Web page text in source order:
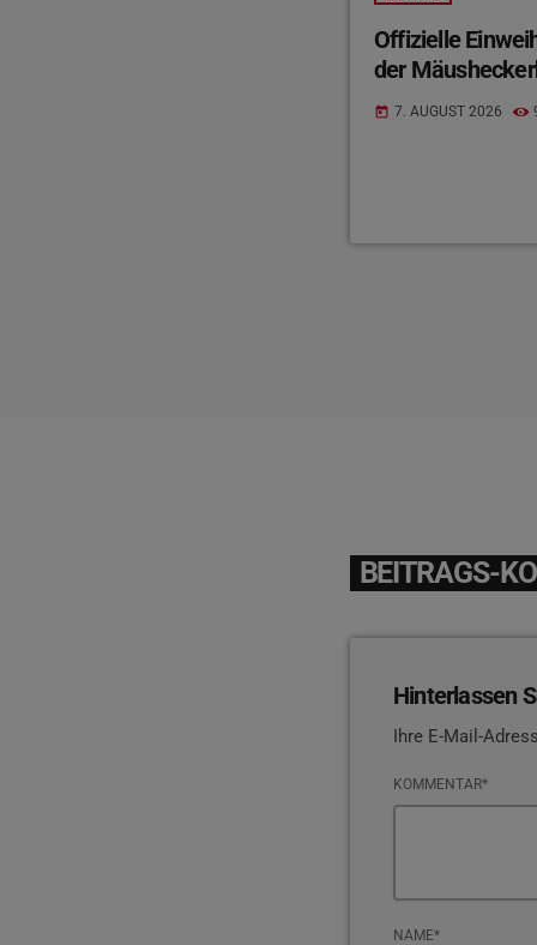
Offizielle
der
today 7. AUGUST 2026
BEITRAGS-
Hinterlassen
Ihre E-Mail-
KOMMENTAR*
NAME*